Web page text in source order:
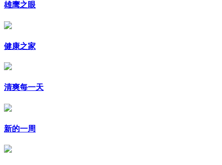
雄鹰之眼
健康之家
清爽每一天
新的一周